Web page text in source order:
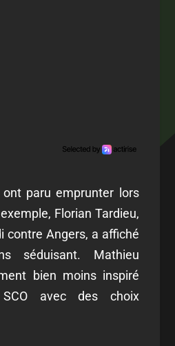
ont paru emprunter lors
Florian Tardieu,
contre Angers, a affiché
séduisant. Mathieu
bien moins inspiré
avec des choix